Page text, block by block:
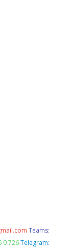
Teams:
0 726 Telegram: